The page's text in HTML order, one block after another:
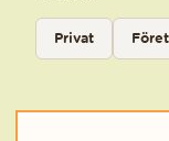
Välj kategori för
Privat